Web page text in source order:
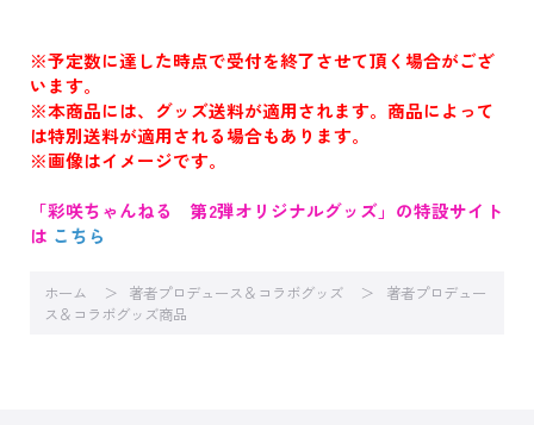
※予定数に達した時点で受付を終了させて頂く場合がござ
います。
※本商品には、グッズ送料が適用されます。商品によって
は特別送料が適用される場合もあります。
※画像はイメージです。
「彩咲ちゃんねる 第2弾オリジナルグッズ」の特設サイト
は こちら
ホーム 著者プロデュース＆コラボグッズ
著者プロデュー
ス＆コラボグッズ商品